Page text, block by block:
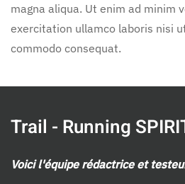
magna aliqua. Ut enim ad minim
exercitation ullamco laboris nisi
commodo consequat.
Trail - Running
Voici l'équipe rédactrice et